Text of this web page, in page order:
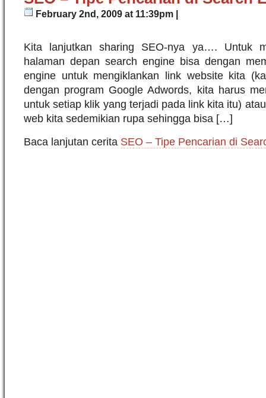
February 2nd, 2009 at 11:39pm |
Kita lanjutkan sharing SEO-nya ya…. Untuk
halaman depan search engine bisa dengan
engine untuk mengiklankan link website kita
dengan program Google Adwords, kita harus
untuk setiap klik yang terjadi pada link kita itu)
web kita sedemikian rupa sehingga bisa […]
Baca lanjutan cerita SEO – Tipe Pencarian di